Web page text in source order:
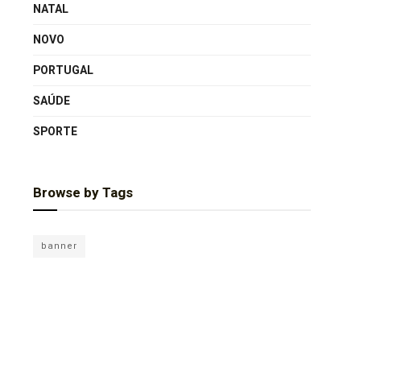
NATAL
NOVO
PORTUGAL
SAÚDE
SPORTE
Browse by Tags
banner